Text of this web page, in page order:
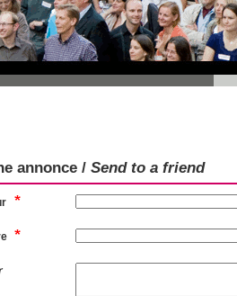
annonce / Send to a friend